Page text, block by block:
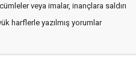
veya imalar, inançlara saldırı
harflerle yazılmış yorumlar